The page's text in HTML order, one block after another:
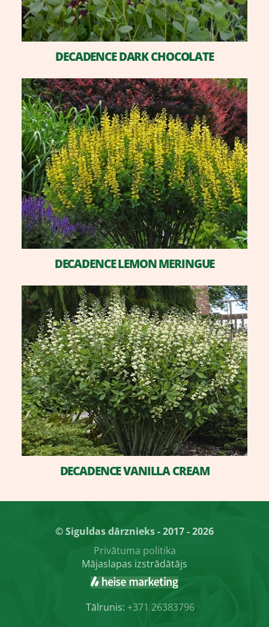
DECADENCE DARK CHOCOLATE
DECADENCE LEMON MERINGUE
DECADENCE VANILLA CREAM
© Siguldas dārznieks - 2017 - 2026
Privātuma politika
Mājaslapas izstrādātājs
Tālrunis: +371 26383796